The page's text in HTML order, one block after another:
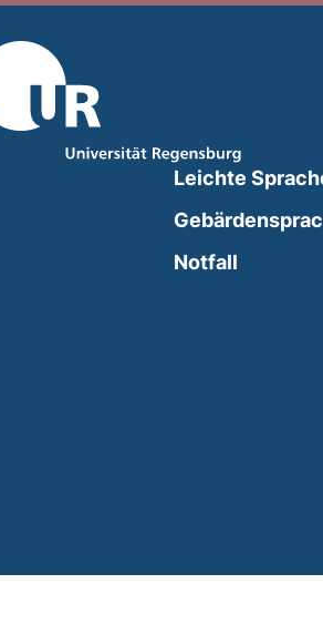
link, opens in a new window)
Leichte
Notfall